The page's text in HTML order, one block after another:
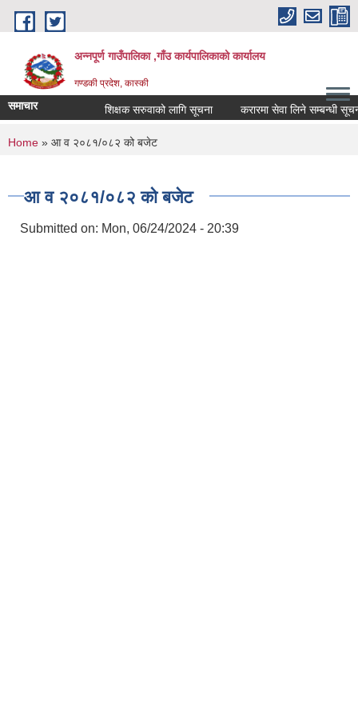
Skip to main content
अन्नपूर्ण गाउँपालिका ,गाँउ कार्यपालिकाको कार्यालय
गण्डकी प्रदेश, कास्की
समाचार शिक्षक सरुवाको लागि सूचना करारमा सेवा लिने सम्बन्धी सूचना ।
You are here
Home » आ व २०८१/०८२ को बजेट
आ व २०८१/०८२ को बजेट
Submitted on: Mon, 06/24/2024 - 20:39